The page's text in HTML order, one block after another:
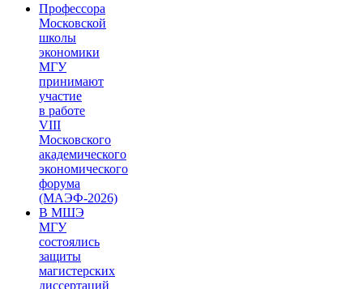
Профессора
Московской
школы
экономики
МГУ
принимают
участие
в работе
VIII
Московского
академического
экономического
форума
(МАЭФ-2026)
В МШЭ
МГУ
состоялись
защиты
магистерских
диссертаций